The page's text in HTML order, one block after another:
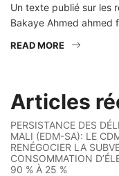
Un texte publié sur les
Bakaye Ahmed ahmed
READ MORE
Articles
PERSISTANCE DES
MALI (EDM-SA): LE
RENÉGOCIER LA
CONSOMMATION
90 % À 25 %